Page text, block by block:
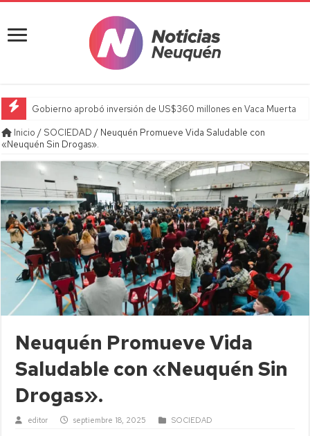
Gobierno aprobó inversión de US$360 millones en Vaca Muerta
Inicio / SOCIEDAD / Neuquén Promueve Vida Saludable con
«Neuquén Sin Drogas».
Neuquén Promueve Vida
Saludable con «Neuquén Sin
Drogas».
editor septiembre 18, 2025 SOCIEDAD